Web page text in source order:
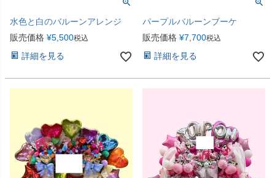
水色と白のバルーンアレンジ
販売価格 ¥5,500税込
詳細を見る
パープルバルーンブーケ
販売価格 ¥7,700税込
詳細を見る